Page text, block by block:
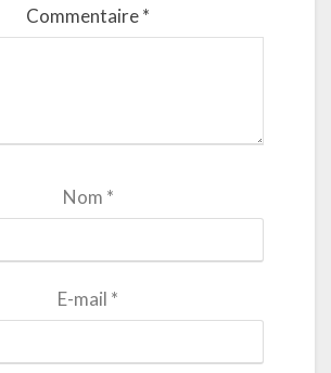
Commentaire*
Nom *
E-mail *